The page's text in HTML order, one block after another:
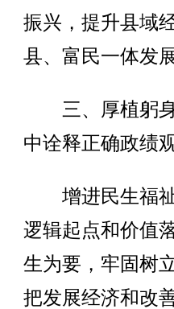
振兴，提升县域
县、富民一体发展
三、厚植躬身
中诠释正确政绩
增进民生福祉
逻辑起点和价值
生为要，牢固树
把发展经济和改